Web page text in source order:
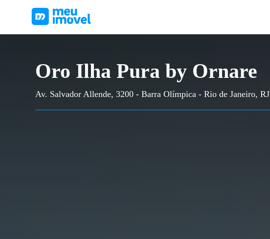
Oro Ilha Pura by Ornare
Av. Salvador Allende, 3200 - Barra Olímpica - Rio de Janeiro, RJ